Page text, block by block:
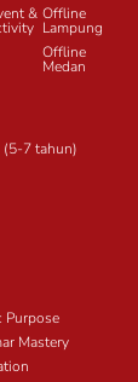
& Offline
Lampung
Offline
Medan
(5-7 tahun)
Purpose
Mastery